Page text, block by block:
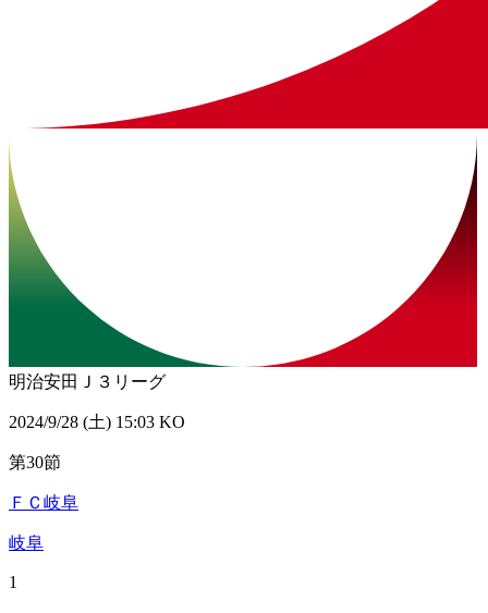
明治安田Ｊ３リーグ
2024/9/28 (土) 15:03 KO
第30節
ＦＣ岐阜
岐阜
1